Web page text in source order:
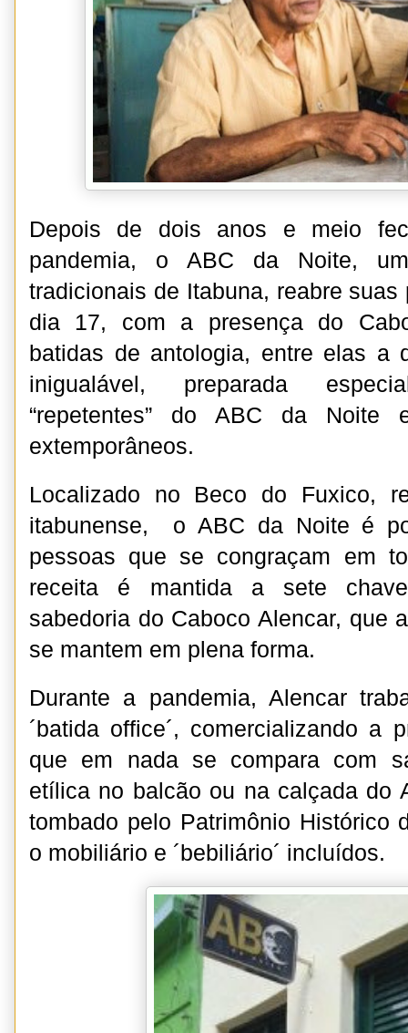
Depois de dois anos e meio
pandemia, o ABC da Noite,
tradicionais de Itabuna, reabre
dia 17, com a presença do
batidas de antologia, entre elas a
inigualável, preparada
“repetentes” do ABC da Noite
extemporâneos.
Localizado no Beco do Fuxico,
itabunense, o ABC da Noite é
pessoas que se congraçam em
receita é mantida a sete
sabedoria do Caboco Alencar, que
se mantem em plena forma.
Durante a pandemia, Alencar
´batida office´, comercializando a
que em nada se compara com
etílica no balcão ou na calçada do
tombado pelo Patrimônio Histórico
o mobiliário e ´bebiliário´ incluídos.